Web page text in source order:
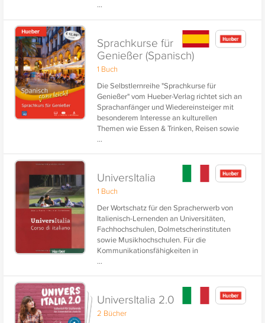
Gesundheit, Sport und Wellness.
...
Sprachkurse für
Genießer (Spanisch)
1 Buch
Die Selbstlernreihe "Sprachkurse für
Genießer" vom Hueber-Verlag richtet sich an
Sprachanfänger und Wiedereinsteiger mit
besonderem Interesse an kulturellen
Themen wie Essen & Trinken, Reisen sowie
Gesundheit, Sport und Wellness.
...
UniversItalia
1 Buch
Der Wortschatz für den Spracherwerb von
Italienisch-Lernenden an Universitäten,
Fachhochschulen, Dolmetscherinstituten
sowie Musikhochschulen. Für die
Kommunikationsfähigkeiten in
studentischen Alltagssituationen, solide
...
UniversItalia 2.0
2 Bücher